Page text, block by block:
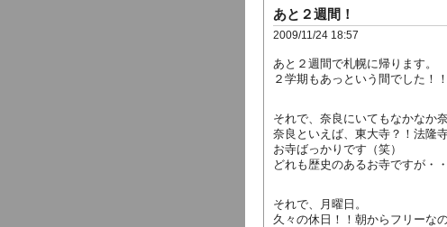
あと２週間！
2009/11/24 18:57
あと２週間で札幌に帰ります。
２学期もあっという間でした！！
それで、奈良にいてもなかなか
奈良といえば、東大寺？！法隆
お寺ばっかりです（笑）
どれも歴史のあるお寺ですが・
それで、月曜日。
久々の休日！！朝からフリーな